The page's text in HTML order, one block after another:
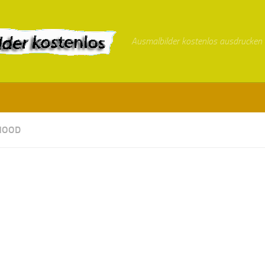
Ausmalbilder kostenlos